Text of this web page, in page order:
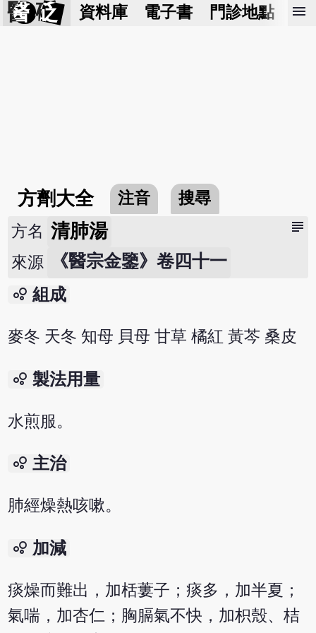
醫 砭 資料庫 電子書 門診地點 預
menu
方劑大全 注音 搜尋
subject
方名 清肺湯
來源 《醫宗金鑒》卷四十一
bubble_chart 組成
麥冬 天冬 知母 貝母 甘草 橘紅 黃芩 桑皮
bubble_chart 製法用量
水煎服。
bubble_chart 主治
肺經燥熱咳嗽。
bubble_chart 加減
痰燥而難出，加栝蔞子；痰多，加半夏；
氣喘，加杏仁；胸膈氣不快，加枳殼、桔